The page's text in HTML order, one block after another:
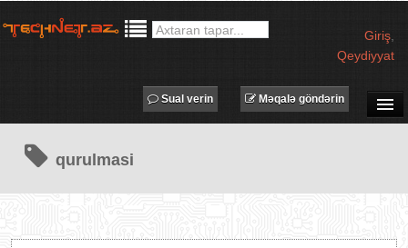
Giriş
Qeydiyyat
MƏQALƏLƏR
Məqalə göndərin
Sual verin
qurulmasi